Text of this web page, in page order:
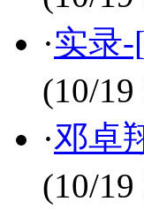
·实录
(10/19
·邓卓
(10/19